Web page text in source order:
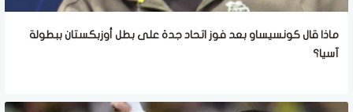
ماذا قال كونسيساو بعد فوز اتحاد جدة على بطل أوزبكستان ببطولة
آسيا؟